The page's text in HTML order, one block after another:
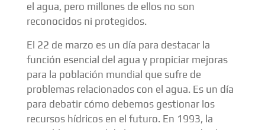
el agua, pero millones de ellos no son
reconocidos ni protegidos.
El 22 de marzo es un día para destacar la
función esencial del agua y propiciar mejoras
para la población mundial que sufre de
problemas relacionados con el agua. Es un día
para debatir cómo debemos gestionar los
recursos hídricos en el futuro. En 1993, la